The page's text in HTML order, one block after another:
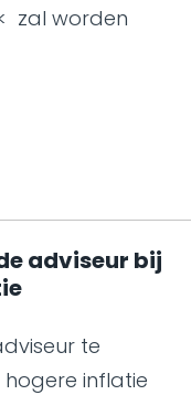
zal worden
adviseur bij
te
inflatie